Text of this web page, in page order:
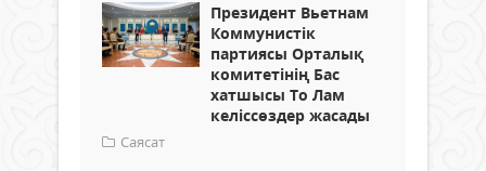
Президент Вьетнам
Коммунистік
партиясы Орталық
комитетінің Бас
хатшысы То Лам
келіссөздер жасады
Саясат